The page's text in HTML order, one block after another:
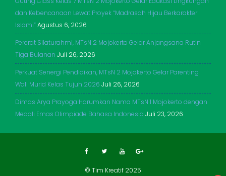
dan Kebencanaan Lewat Proyek “Madrasah Hijau Berkarakter
Islami”Agustus 6, 2026
Pererat Silaturahmi, MTsN 2 Mojokerto Gelar Anjangsana Rutin
Tiga Bulanan Juli 26, 2026
Perkuat Senergi Pendidikan, MTsN 2 Mojokerto Gelar Parenting
Wali Murid Kelas Tujuh 2026 Juli 26, 2026
Dimas Arya Prayoga Harumkan Nama MTsN 1 Mojokerto dengan
Medali Emas Olimpiade Bahasa Indonesia Juli 23, 2026
© Tim Kreatif 2025